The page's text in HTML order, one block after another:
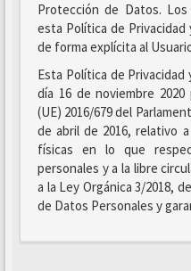
Protección de Datos.
esta Política de
de forma explícita al
Esta Política de
día 16 de noviembre
(UE) 2016/679 del
de abril de 2016, relativo
físicas en lo que
personales y a la libre
a la Ley Orgánica 3/2018,
de Datos Personales y